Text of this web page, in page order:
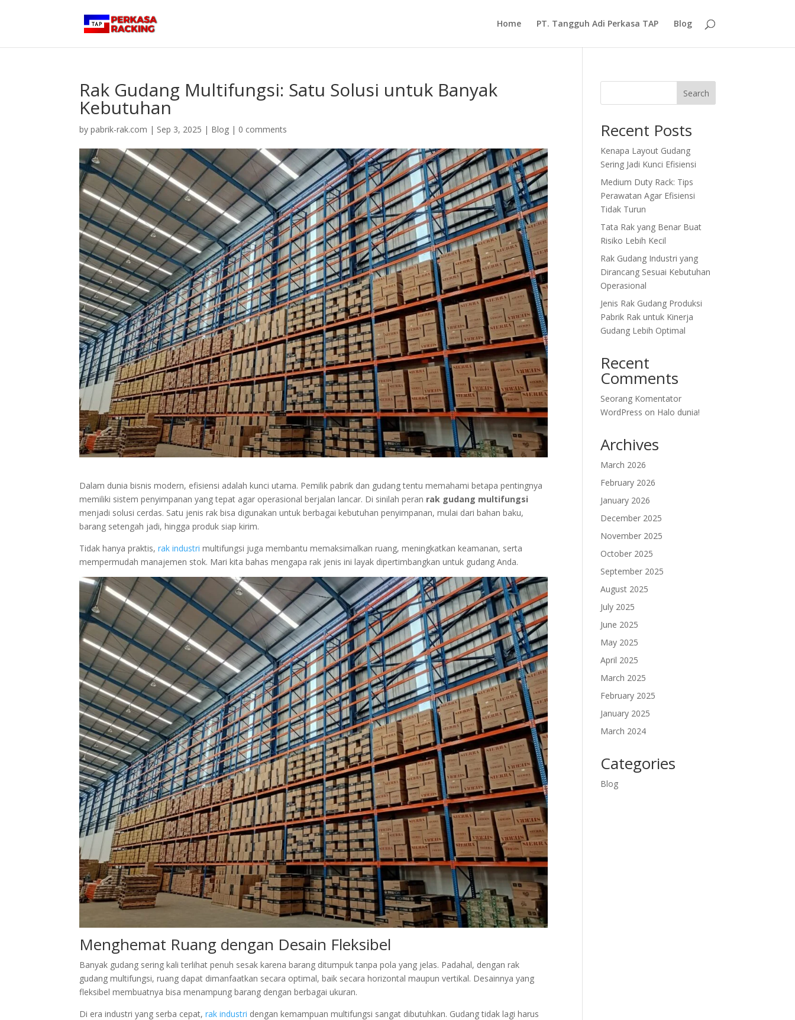
Home PT. Tangguh Adi Perkasa TAP Blog
Rak Gudang Multifungsi: Satu Solusi untuk Banyak
Kebutuhan
bypabrik-rak.com | Sep 3, 2025 | Blog | 0 comments
Dalam dunia bisnis modern, efisiensi adalah kunci utama. Pemilik pabrik dan gudang tentu memahami betapa pentingnya
memiliki sistem penyimpanan yang tepat agar operasional berjalan lancar. Di sinilah peran rak gudang multifungsi
menjadi solusi cerdas. Satu jenis rak bisa digunakan untuk berbagai kebutuhan penyimpanan, mulai dari bahan baku,
barang setengah jadi, hingga produk siap kirim.
Tidak hanya praktis,rak industri multifungsi juga membantu memaksimalkan ruang, meningkatkan keamanan, serta
mempermudah manajemen stok. Mari kita bahas mengapa rak jenis ini layak dipertimbangkan untuk gudang Anda.
Menghemat Ruang dengan Desain Fleksibel
Banyak gudang sering kali terlihat penuh sesak karena barang ditumpuk tanpa pola yang jelas. Padahal, dengan rak
gudang multifungsi, ruang dapat dimanfaatkan secara optimal, baik secara horizontal maupun vertikal. Desainnya yang
fleksibel membuatnya bisa menampung barang dengan berbagai ukuran.
Di era industri yang serba cepat,rak industri dengan kemampuan multifungsi sangat dibutuhkan. Gudang tidak lagi harus
Search
Recent Posts
Kenapa Layout Gudang
Sering Jadi Kunci Efisiensi
Medium Duty Rack: Tips
Perawatan Agar Efisiensi
Tidak Turun
Tata Rak yang Benar Buat
Risiko Lebih Kecil
Rak Gudang Industri yang
Dirancang Sesuai Kebutuhan
Operasional
Jenis Rak Gudang Produksi
Pabrik Rak untuk Kinerja
Gudang Lebih Optimal
Recent
Comments
Seorang Komentator
WordPress on Halo dunia!
Archives
March 2026
February 2026
January 2026
December 2025
November 2025
October 2025
September 2025
August 2025
July 2025
June 2025
May 2025
April 2025
March 2025
February 2025
January 2025
March 2024
Categories
Blog